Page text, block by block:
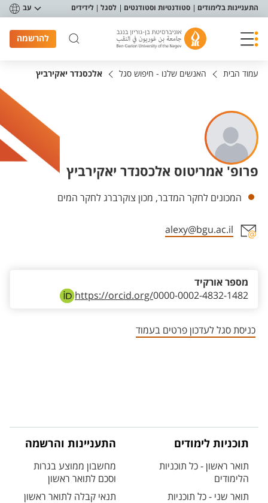
תפריט נגישות
התעניינות בלימודים סטודנטיות וסטודנטים לסגל לידידים עב
להרשמה
עמוד הבית האנשים שלנו - חיפוש סגל אלכסנדר יאקירביץ
פרופ' אמריטוס אלכסנדר יאקירביץ
יחידות
המכונים לחקר המדבר, מכון צוקרברג לחקר המים
alexy@bgu.ac.il
https://orcid.org/0000-0002-4832-1482
מספר אורקיד
כניסת סגל לעדכון פרטים בעמוד
תוכניות לימודים
תואר ראשון - כל תוכניות
הלימודים
תואר שני - כל תוכניות
התעניינות והרשמה
מחשבון ממוצע בגרות
וסכם לתואר ראשון
תנאי קבלה לתואר ראשון